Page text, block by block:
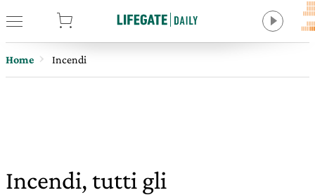
Home Incendi
Incendi, tutti gli